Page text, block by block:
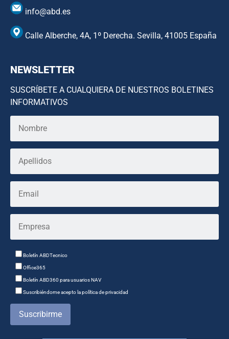
info@abd.es
Calle Alberche, 4A, 1º Derecha. Sevilla, 41005 España
NEWSLETTER
SUSCRÍBETE A CUALQUIERA DE NUESTROS BOLETINES
INFORMATIVOS
Boletín ABDTecnico
Office365
Boletín ABD360 para usuarios NAV
Suscribiéndome acepto la política de privacidad
Suscribirme